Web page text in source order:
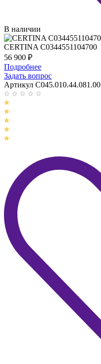
В наличии
CERTINA C0344551104700
56 900 ₽
Подробнее
Задать вопрос
Артикул C045.010.44.081.00